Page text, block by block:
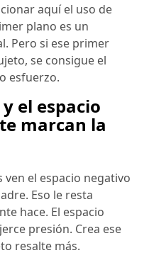
aquí el uso de
plano es un
Pero si ese primer
se consigue el
esfuerzo.
el espacio
marcan la
el espacio negativo
Eso le resta
hace. El espacio
presión. Crea ese
resalte más.